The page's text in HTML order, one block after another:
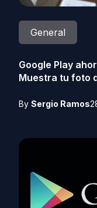
General
Google Play
Muestra tu foto
By Sergio Ramos